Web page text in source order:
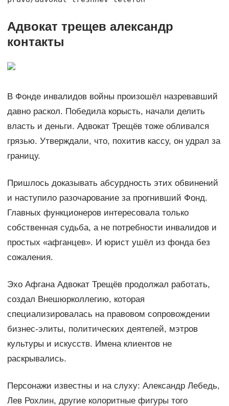
Адвокат трещев александр
контакты
В Фонде инвалидов войны произошёл назревавший
давно раскол. Победила корысть, начали делить
власть и деньги. Адвокат Трещёв тоже обливался
грязью. Утверждали, что, похитив кассу, он удрал за
границу.
Пришлось доказывать абсурдность этих обвинений
и наступило разочарование за прогнивший Фонд.
Главных функционеров интересовала только
собственная судьба, а не потребности инвалидов и
простых «афганцев». И юрист ушёл из фонда без
сожаления.
Эхо Афгана Адвокат Трещёв продолжал работать,
создал Внешюрколлегию, которая
специализировалась на правовом сопровождении
бизнес-элиты, политических деятелей, мэтров
культуры и искусств. Имена клиентов не
раскрывались.
Персонажи известны и на слуху: Александр Лебедь,
Лев Рохлин, другие колоритные фигуры того